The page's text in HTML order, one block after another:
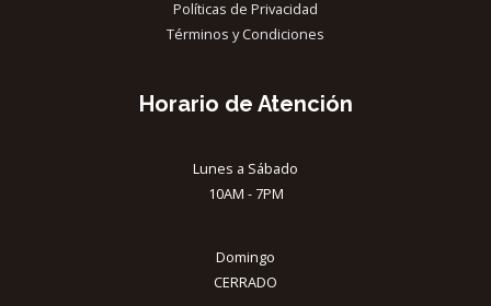
Políticas de Privacidad
Términos y Condiciones
Horario de Atención
Lunes a Sábado
10AM - 7PM
Domingo
CERRADO